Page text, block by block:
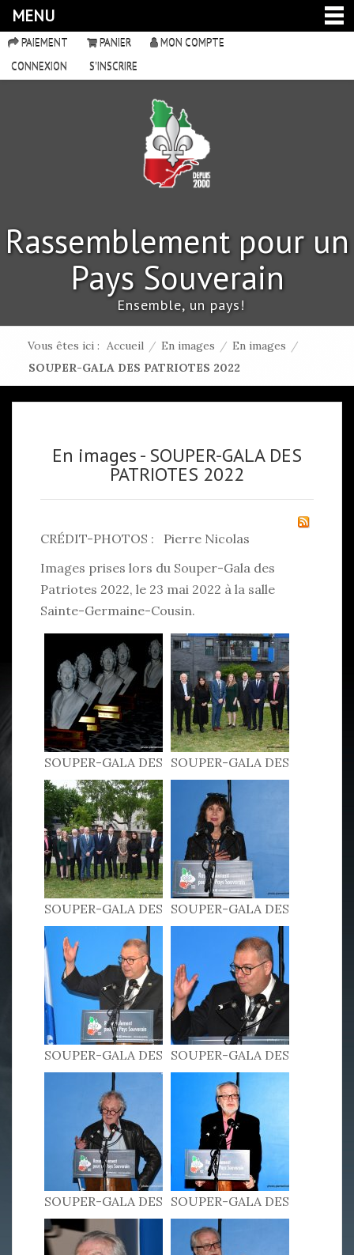
MENU
PAIEMENT PANIER
MON COMPTE
CONNEXION
S'INSCRIRE
Rassemblement pour un
Pays Souverain
Ensemble, un pays!
Vous êtes ici : Accueil / En images / En images /
SOUPER-GALA DES PATRIOTES 2022
En images - SOUPER-GALA DES
PATRIOTES 2022
CRÉDIT-PHOTOS : Pierre Nicolas
Images prises lors du Souper-Gala des
Patriotes 2022, le 23 mai 2022 à la salle
Sainte-Germaine-Cousin.
SOUPER-GALA DES
PATRIOTES 2022
SOUPER-GALA DES
PATRIOTES 2022
SOUPER-GALA DES
PATRIOTES 2022
SOUPER-GALA DES
PATRIOTES 2022
SOUPER-GALA DES
PATRIOTES 2022
SOUPER-GALA DES
PATRIOTES 2022
SOUPER-GALA DES
PATRIOTES 2022
SOUPER-GALA DES
PATRIOTES 2022